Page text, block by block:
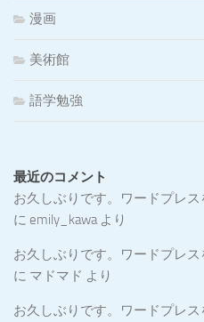
漫画
美術館
語学勉強
最近のコメント
お久しぶりです。ワードプレ
に emily_kawaより
お久しぶりです。ワードプレ
に マドマド より
お久しぶりです。ワードプレ